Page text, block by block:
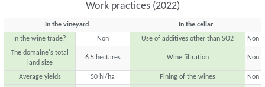
Work practices (2022)
In the vineyard
In the cellar
In the wine trade?
Non Use of additives other than SO2
Non
The domaine's total
land size
6.5 hectares Wine filtration Non
Average yields 50 hl/ha Fining of the wines Non